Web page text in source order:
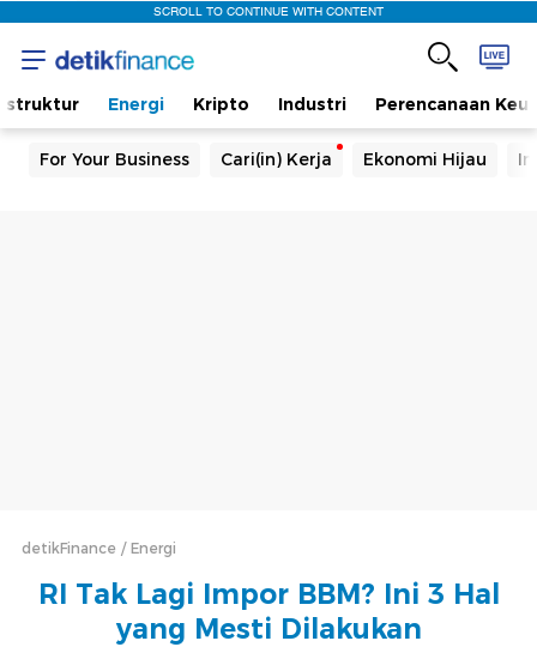
SCROLL TO CONTINUE WITH CONTENT
Energi Kripto Industri Perencanaan
For Your Business Cari(in) Kerja Ekonomi Hijau
detikFinance Energi
RI Tak Lagi Impor BBM? Ini 3 Hal
yang Mesti Dilakukan